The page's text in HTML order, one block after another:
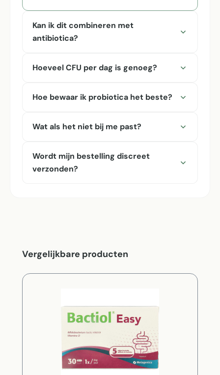
Kan ik dit combineren met
antibiotica?
Hoeveel CFU per dag is genoeg?
Hoe bewaar ik probiotica het beste?
Wat als het niet bij me past?
Wordt mijn bestelling discreet
verzonden?
Productgalerij overslaan
Vergelijkbare producten